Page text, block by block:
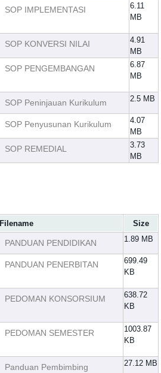
SOP IMPLEMENTASI
6.11
MB
SOP KONVERSI NILAI
4.91
MB
SOP PENGEMBANGAN
6.87
MB
SOP Peninjauan Kurikulum 2.5 MB
SOP Penyusunan Kurikulum
4.07
MB
SOP REMEDIAL
3.73
MB
Filename Size
PANDUAN PENDIDIKAN 1.89 MB
PANDUAN PENERBITAN
699.49
KB
PEDOMAN KONSORSIUM
638.72
KB
PEDOMAN SEMESTER
1003.87
KB
Panduan Pembimbing
27.12 MB